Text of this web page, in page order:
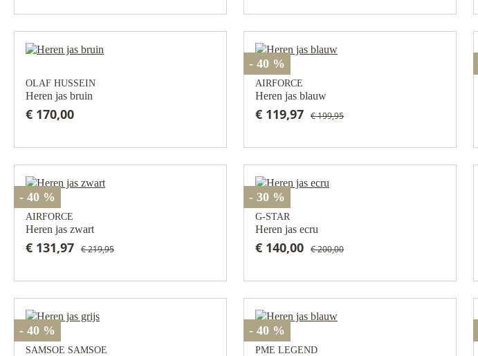
OLAF HUSSEIN
Heren jas bruin
€ 170,00
- 40 %
AIRFORCE
Heren jas blauw
€ 119,97 € 199,95
- 40 %
AIRFORCE
Heren jas zwart
€ 131,97 € 219,95
- 30 %
G-STAR
Heren jas ecru
€ 140,00 € 200,00
- 40 %
SAMSOE SAMSOE
- 40 %
PME LEGEND